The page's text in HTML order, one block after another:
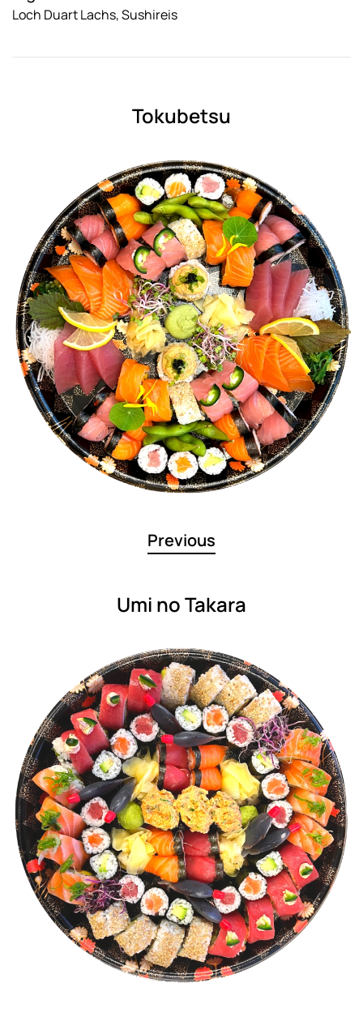
Loch Duart Lachs, Sushireis
Tokubetsu
Previous
Umi no Takara